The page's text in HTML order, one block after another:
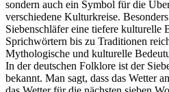
sondern auch ein Symbol für die
verschiedene Kulturkreise.
Siebenschläfer eine tiefere kulturelle
Sprichwörtern bis zu Traditionen
Mythologische und kulturelle
In der deutschen Folklore ist der
bekannt. Man sagt, dass das Wetter